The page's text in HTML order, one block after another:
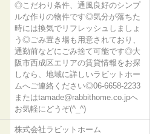
◎こだわり条件、通風良好のシンプ
ルな作りの物件です◎気分が落ちた
時には換気でリフレッシュしましょ
う◎ごみ置き場も用意されており、
通勤前などにごみ捨て可能です◎大
阪市西成区エリアの賃貸情報をお探
しなら、地域に詳しいラビットホー
ムへご連絡ください◎06-6658-2233
またはtamade@rabbithome.co.jpへ
お気軽にどうぞ(^_^)
株式会社ラビットホーム